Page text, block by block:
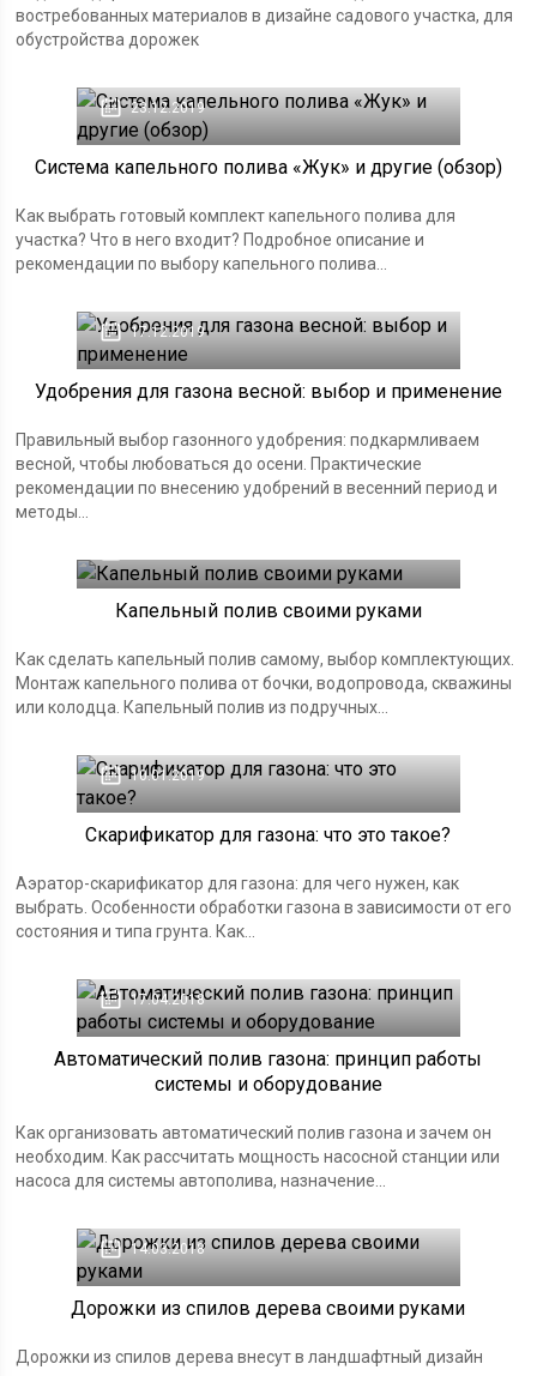
востребованных материалов в дизайне садового участка, для
обустройства дорожек
23.12.2019
Система капельного полива «Жук» и другие (обзор)
Как выбрать готовый комплект капельного полива для
участка? Что в него входит? Подробное описание и
рекомендации по выбору капельного полива...
17.12.2019
Удобрения для газона весной: выбор и применение
Правильный выбор газонного удобрения: подкармливаем
весной, чтобы любоваться до осени. Практические
рекомендации по внесению удобрений в весенний период и
методы...
Капельный полив своими руками
Как сделать капельный полив самому, выбор комплектующих.
Монтаж капельного полива от бочки, водопровода, скважины
или колодца. Капельный полив из подручных...
10.01.2019
Скарификатор для газона: что это такое?
Аэратор-скарификатор для газона: для чего нужен, как
выбрать. Особенности обработки газона в зависимости от его
состояния и типа грунта. Как...
17.04.2018
Автоматический полив газона: принцип работы
системы и оборудование
Как организовать автоматический полив газона и зачем он
необходим. Как рассчитать мощность насосной станции или
насоса для системы автополива, назначение...
14.03.2018
Дорожки из спилов дерева своими руками
Дорожки из спилов дерева внесут в ландшафтный дизайн